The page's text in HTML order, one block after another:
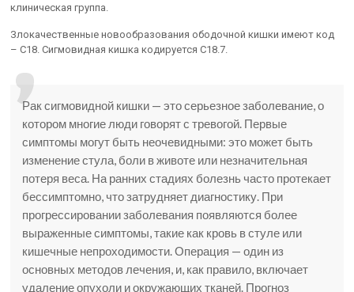
клиническая группа.
Злокачественные новообразования ободочной кишки имеют код
– С18. Сигмовидная кишка кодируется С18.7.
Рак сигмовидной кишки — это серьезное заболевание, о
котором многие люди говорят с тревогой. Первые
симптомы могут быть неочевидными: это может быть
изменение стула, боли в животе или незначительная
потеря веса. На ранних стадиях болезнь часто протекает
бессимптомно, что затрудняет диагностику. При
прогрессировании заболевания появляются более
выраженные симптомы, такие как кровь в стуле или
кишечные непроходимости. Операция — один из
основных методов лечения, и, как правило, включает
удаление опухоли и окружающих тканей. Прогноз